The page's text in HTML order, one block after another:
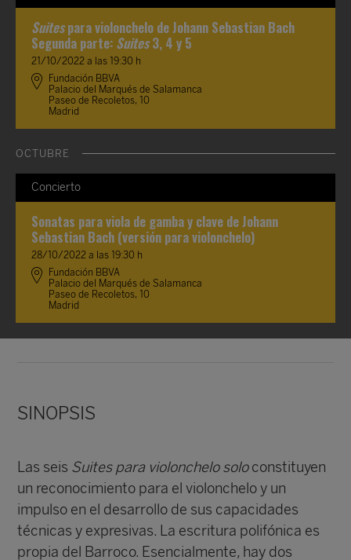
Suitespara violonchelo de Johann Sebastian Bach
Segunda parte: Suites3, 4 y 5
21/10/2022 a las 19:30 h
Fundación BBVA
Palacio del Marqués de Salamanca
Paseo de Recoletos, 10
Madrid
OCTUBRE
Concierto
Sonatas para viola de gamba y clave de Johann
Sebastian Bach (versión para violonchelo)
28/10/2022 a las 19:30 h
Fundación BBVA
Palacio del Marqués de Salamanca
Paseo de Recoletos, 10
Madrid
SINOPSIS
Las seis Suites para violonchelo soloconstituyen
un reconocimiento para el violonchelo y un
impulso en el desarrollo de sus capacidades
técnicas y expresivas. La escritura polifónica es
propia del Barroco. Esencialmente, hay dos